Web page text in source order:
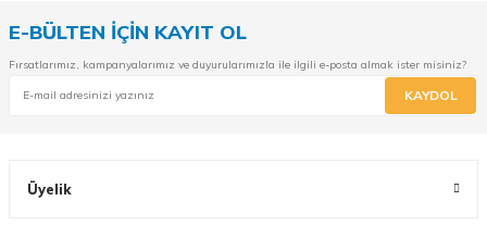
E-BÜLTEN İÇİN KAYIT OL
Fırsatlarımız, kampanyalarımız ve duyurularımızla ile ilgili e-posta almak ister misiniz?
KAYDOL
Üyelik